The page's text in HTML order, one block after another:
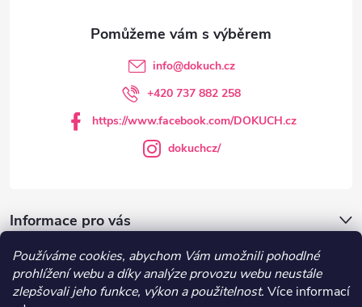
Používáme cookies, abychom Vám umožnili pohodlné
prohlížení webu a díky analýze provozu webu neustále
zlepšovali jeho funkce, výkon a použitelnost. Více informací
v
ý
p
Informace pro vás
DOKUCH.cz
info@dokuch.cz
+420 737 882 258
https://www.facebook.com/DOKUCH.cz
dokuchcz/